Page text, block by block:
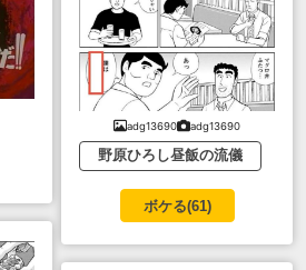
adg13690 adg13690
野原ひろし昼飯の流儀
ボケる(61)